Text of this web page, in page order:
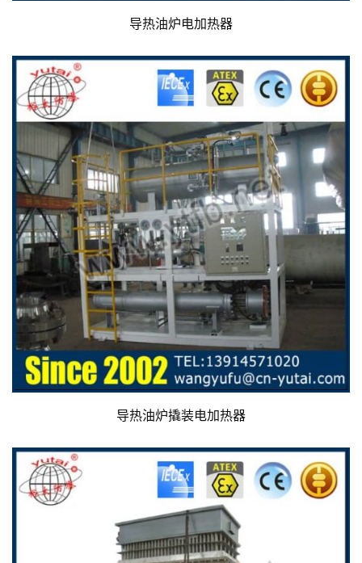
导热油炉电加热器
导热油炉撬装电加热器